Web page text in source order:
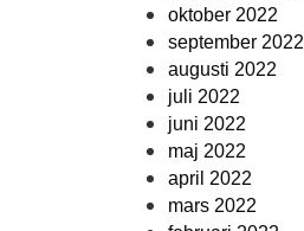
oktober 2022
september 2022
augusti 2022
juli 2022
juni 2022
maj 2022
april 2022
mars 2022